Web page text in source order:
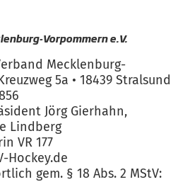
Vorpommern e.V.
Mecklenburg-
5a • 18439 Stralsund
Jörg Gierhahn,
Lindberg
VR 177
Hockey.de
gem. § 18 Abs. 2 MStV: